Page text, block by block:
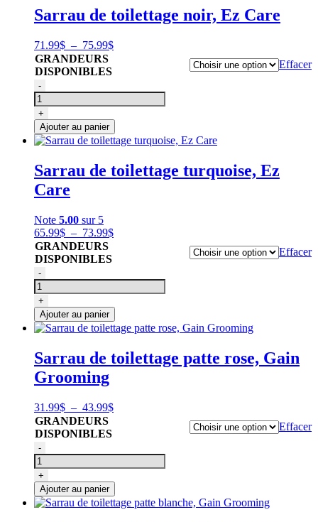
sarrau
Sarrau de toilettage noir, Ez Care
71.99$ – 75.99$Plage
à
75.99$
GRANDEURS
DISPONIBLES
Effacer
quantité
de
Sarrau
de
toilettage
noir,
Care
-
+
Ajouter au panier
Sarrau de toilettage turquoise, Ez
Care
Note 5.00 sur 5
65.99$ – 73.99$Plage
à
73.99$
GRANDEURS
DISPONIBLES
Effacer
quantité
de
Sarrau
de
toilettage
turquoise,
Care
-
+
Ajouter au panier
Sarrau de toilettage patte rose, Gain
Grooming
31.99$ – 43.99$Plage
à
43.99$
GRANDEURS
DISPONIBLES
Effacer
quantité
de
Sarrau
de
toilettage
patte
-
+
Ajouter au panier